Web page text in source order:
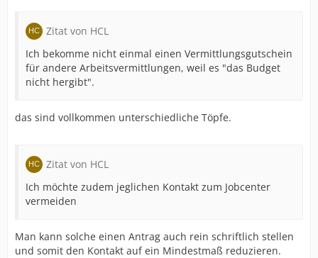
Zitat von HCL
Ich bekomme nicht einmal einen Vermittlungsgutschein
für andere Arbeitsvermittlungen, weil es "das Budget
nicht hergibt".
das sind vollkommen unterschiedliche Töpfe.
Zitat von HCL
Ich möchte zudem jeglichen Kontakt zum Jobcenter
vermeiden
Man kann solche einen Antrag auch rein schriftlich stellen
und somit den Kontakt auf ein Mindestmaß reduzieren.